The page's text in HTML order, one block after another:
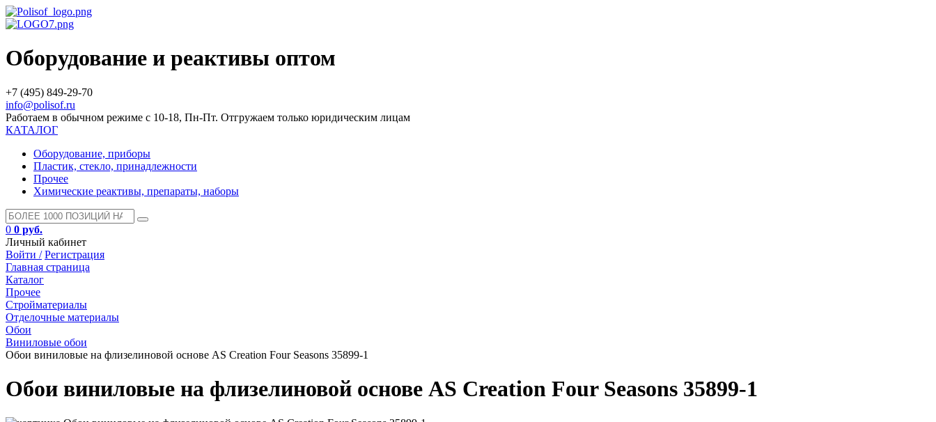
Оборудование и реактивы оптом
+7 (495) 849-29-70
info@polisof.ru
Работаем в обычном режиме с 10-18, Пн-Пт. Отгружаем только юридическим лицам
КАТАЛОГ
Оборудование, приборы
Пластик, стекло, принадлежности
Прочее
Химические реактивы, препараты, наборы
0 0 руб.
Личный кабинет
Войти / Регистрация
Главная страница
Каталог
Прочее
Стройматериалы
Отделочные материалы
Обои
Виниловые обои
Обои виниловые на флизелиновой основе AS Creation Four Seasons 35899-1
Обои виниловые на флизелиновой основе AS Creation Four Seasons 35899-1